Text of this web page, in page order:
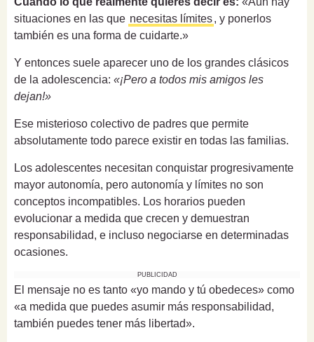
situaciones en las que necesitas límites, y ponerlos
también es una forma de cuidarte.»
Y entonces suele aparecer uno de los grandes clásicos
de la adolescencia: «¡Pero a todos mis amigos les
dejan!»
Ese misterioso colectivo de padres que permite
absolutamente todo parece existir en todas las familias.
Los adolescentes necesitan conquistar progresivamente
mayor autonomía, pero autonomía y límites no son
conceptos incompatibles. Los horarios pueden
evolucionar a medida que crecen y demuestran
responsabilidad, e incluso negociarse en determinadas
ocasiones.
PUBLICIDAD
El mensaje no es tanto «yo mando y tú obedeces» como
«a medida que puedes asumir más responsabilidad,
también puedes tener más libertad».